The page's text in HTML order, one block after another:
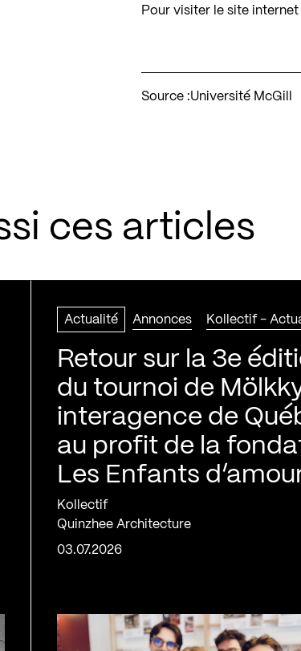
Pour visiter le site
Source :Université McGill
ces articles
Actualité Annonces Kollectif -
Retour sur la 3e
du tournoi de
interagence de
au profit de la
Les Enfants
Kollectif
Quinzhee Architecture
03.07.2026